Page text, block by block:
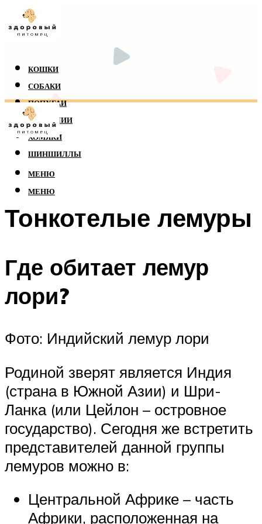
КОШКИ
СОБАКИ
ПОПУГАИ
РЕПТИЛИИ
ХОМЯКИ
ШИНШИЛЛЫ
МЕНЮ
МЕНЮ
Тонкотелые лемуры
Где обитает лемур
лори?
Фото: Индийский лемур лори
Родиной зверят является Индия
(страна в Южной Азии) и Шри-
Ланка (или Цейлон – островное
государство). Сегодня же встретить
представителей данной группы
лемуров можно в:
Центральной Африке – часть
Африки, расположенная на